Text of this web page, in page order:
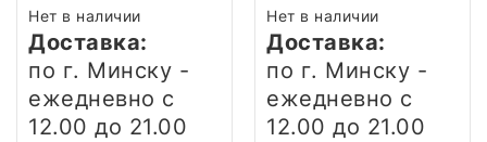
Нет в наличии
Доставка:
по г. Минску -
ежедневно с
12.00 до 21.00
Нет в наличии
Доставка:
по г. Минску -
ежедневно с
12.00 до 21.00